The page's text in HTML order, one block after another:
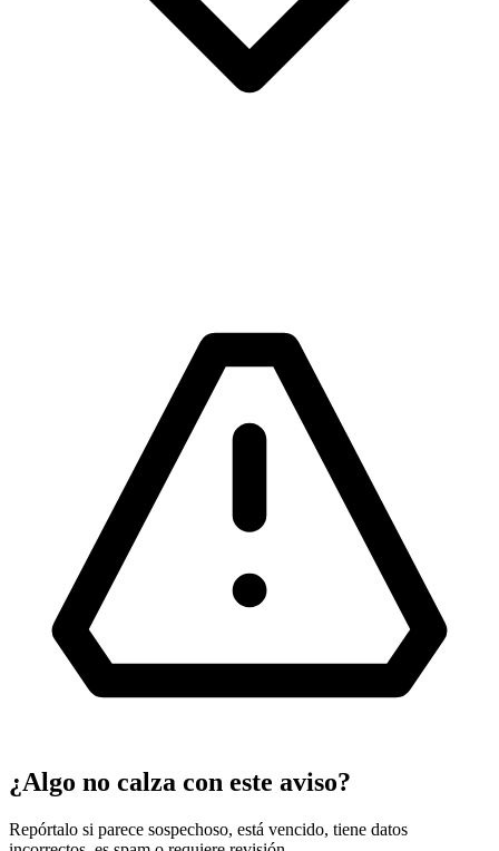
¿Algo no calza con este aviso?
Repórtalo si parece sospechoso, está vencido, tiene datos